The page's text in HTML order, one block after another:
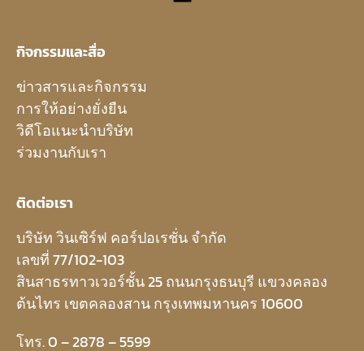
กิจกรรมและสื่อ
ข่าวสารและกิจกรรม
การให้อย่างยั่งยืน
วิดีโอแนะนำบริษัท
ร่วมงานกับเรา
ติดต่อเรา
บริษัท วินเซิร์ฟ คอร์ปอเรชั่น จำกัด
เลขที่ 77/102-103
สินสาธรทาวเวอร์ชั้น 25 ถนนกรุงธนบุรี แขวงคลอง
ต้นไทร เขตคลองสาน กรุงเทพมหานคร 10600
โทร. 0 – 2878 – 5599